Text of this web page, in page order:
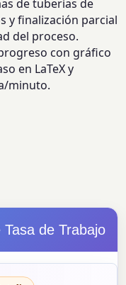
de tuberías de
y finalización parcial
del proceso.
con gráfico
en LaTeX y
minuto.
de Trabajo